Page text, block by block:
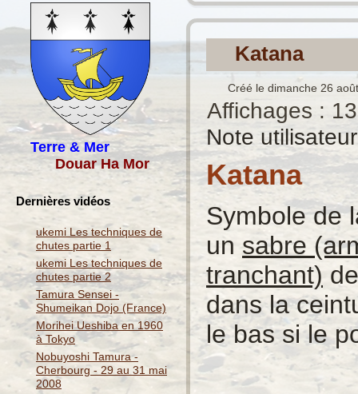
Terre & Mer
Douar Ha Mor
Dernières vidéos
ukemi Les techniques de
chutes partie 1
ukemi Les techniques de
chutes partie 2
Tamura Sensei -
Shumeikan Dojo (France)
Morihei Ueshiba en 1960
à Tokyo
Nobuyoshi Tamura -
Cherbourg - 29 au 31 mai
2008
Katana
Créé le dimanche 26
Affichages :
Note
Katana
Symbole de
un sabre
tranchant)
dans la
le bas si le